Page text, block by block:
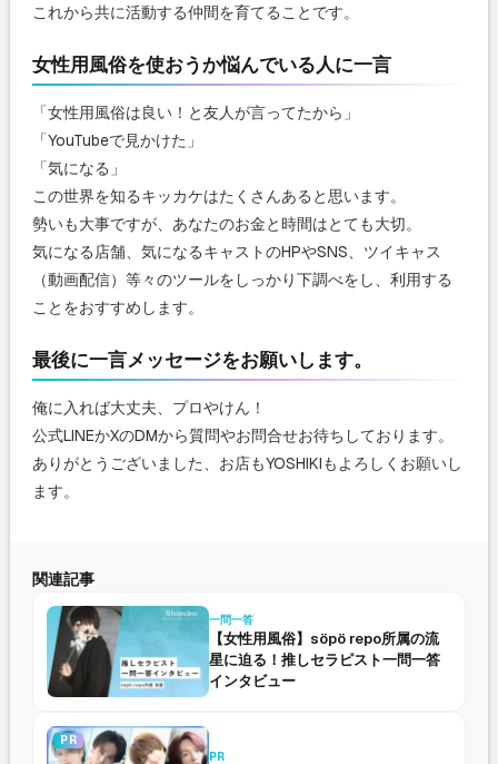
これから共に活動する仲間を育てることです。
女性用風俗を使おうか悩んでいる人に一言
「女性用風俗は良い！と友人が言ってたから」
「YouTubeで見かけた」
「気になる」
この世界を知るキッカケはたくさんあると思います。
勢いも大事ですが、あなたのお金と時間はとても大切。
気になる店舗、気になるキャストのHPやSNS、ツイキャス
（動画配信）等々のツールをしっかり下調べをし、利用する
ことをおすすめします。
最後に一言メッセージをお願いします。
俺に入れば大丈夫、プロやけん！
公式LINEかXのDMから質問やお問合せお待ちしております。
ありがとうございました、お店もYOSHIKIもよろしくお願いし
ます。
関連記事
一問一答
【女性用風俗】söpö repo所属の流
星に迫る！推しセラピスト一問一答
インタビュー
PR
PR